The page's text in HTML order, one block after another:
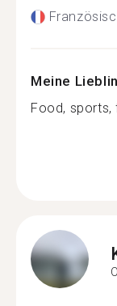
Meine
Food, sports,